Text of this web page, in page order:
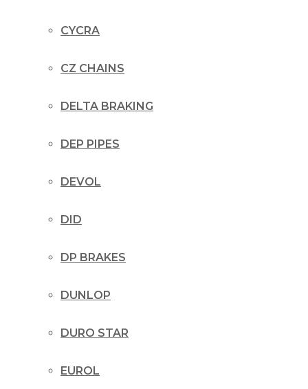
CYCRA
CZ CHAINS
DELTA BRAKING
DEP PIPES
DEVOL
DID
DP BRAKES
DUNLOP
DURO STAR
EUROL